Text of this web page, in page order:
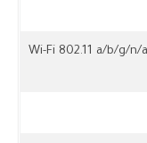
Wi-Fi 802.11 a/b/g/n/